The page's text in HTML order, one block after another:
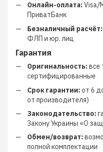
Онлайн-оплата:Visa/
ПриватБанк
Безналичный расчёт:
ФЛП и юр. лиц
Гарантия
Оригинальность:все
сертифицированные
Срок гарантии:от 6
от производителя)
Законодательство:
Закону Украины «О
Обмен/возврат:
полной комплектации